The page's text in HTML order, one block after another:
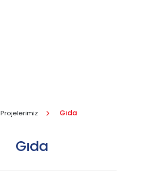
Projelerimiz Gıda
Gıda